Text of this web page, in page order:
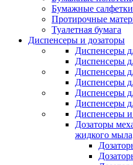
Бумажные салфетки
Протирочные
Туалетная бумага
Диспенсеры и дозаторы
Диспенсеры
Диспенсеры
Диспенсеры
Диспенсеры
Диспенсеры
Диспенсеры
Диспенсеры
Дозаторы
жидкого